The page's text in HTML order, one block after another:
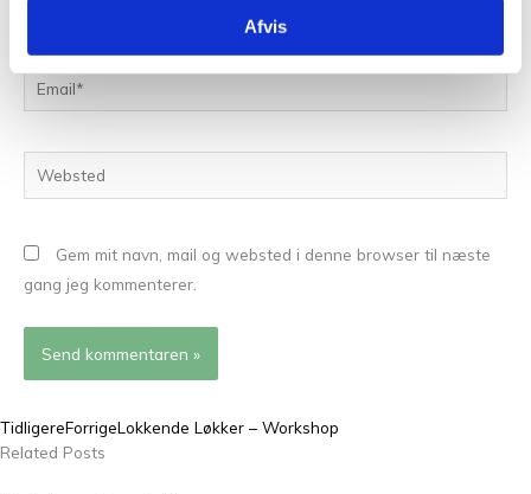
Afvis
Email*
Websted
Gem mit navn, mail og websted i denne browser til næste
gang jeg kommenterer.
TidligereForrigeLokkende Løkker – Workshop
Related Posts